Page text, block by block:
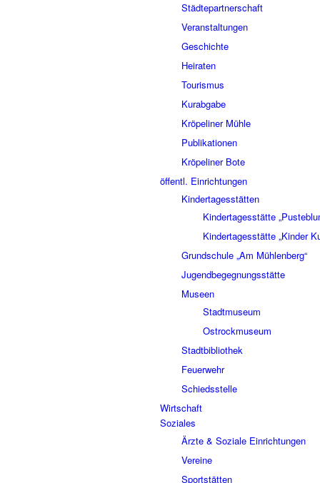
Städtepartnerschaft
Veranstaltungen
Geschichte
Heiraten
Tourismus
Kurabgabe
Kröpeliner Mühle
Publikationen
Kröpeliner Bote
öffentl. Einrichtungen
Kindertagesstätten
Kindertagesstätte
Kindertagesstätte „Kinder
Grundschule „Am Mühlenberg“
Jugendbegegnungsstätte
Museen
Stadtmuseum
Ostrockmuseum
Stadtbibliothek
Feuerwehr
Schiedsstelle
Wirtschaft
Soziales
Ärzte & Soziale Einrichtungen
Vereine
Sportstätten